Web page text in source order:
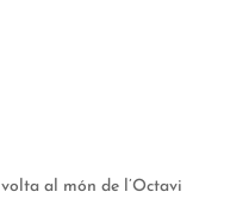
al món de l’Octavi